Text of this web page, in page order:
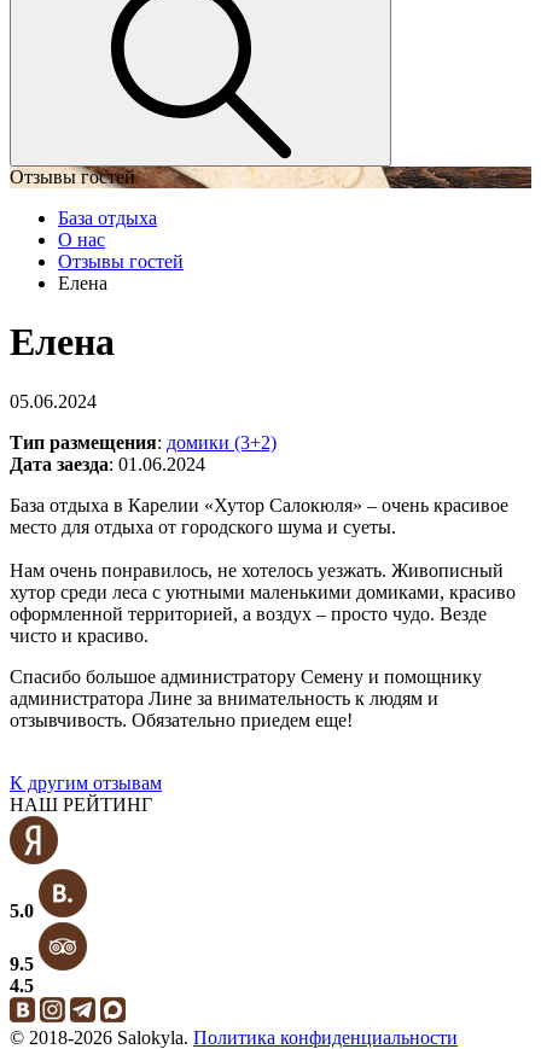
Отзывы гостей
База отдыха
О нас
Отзывы гостей
Елена
Елена
05.06.2024
Тип размещения: домики (3+2)
Дата заезда: 01.06.2024
База отдыха в Карелии «Хутор Салокюля» – очень красивое
место для отдыха от городского шума и суеты.
Нам очень понравилось, не хотелось уезжать. Живописный
хутор среди леса c уютными маленькими домиками, красиво
оформленной территорией, а воздух – просто чудо. Везде
чисто и красиво.
Спасибо большое администратору Семену и помощнику
администратора Лине за внимательность к людям и
отзывчивость. Обязательно приедем еще!
К другим отзывам
НАШ РЕЙТИНГ
5.0
9.5
4.5
© 2018-2026 Salokyla. Политика конфиденциальности